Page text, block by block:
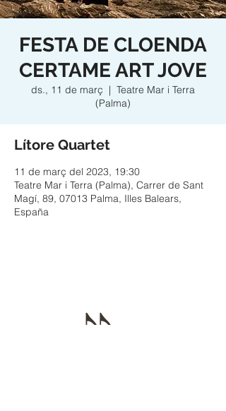
FESTA DE CLOENDA
CERTAME ART JOVE
ds., 11 de març
  |
Teatre Mar i Terra
(Palma)
Lítore Quartet
11 de març del 2023, 19:30
Teatre Mar i Terra (Palma), Carrer de Sant
Magí, 89, 07013 Palma, Illes Balears,
España